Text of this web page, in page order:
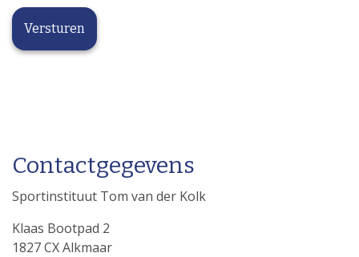
Contactgegevens
Sportinstituut Tom van der Kolk
Klaas Bootpad 2
1827 CX Alkmaar